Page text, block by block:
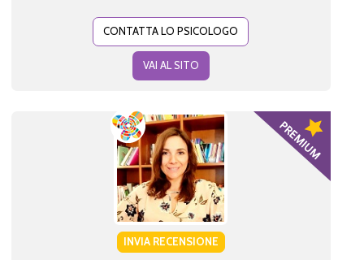
CONTATTA LO PSICOLOGO
VAI AL SITO
INVIA RECENSIONE